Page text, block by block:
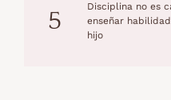
5
Disciplina no es
enseñar
hijo